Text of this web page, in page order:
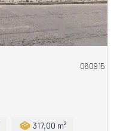
060915
317,00 m²